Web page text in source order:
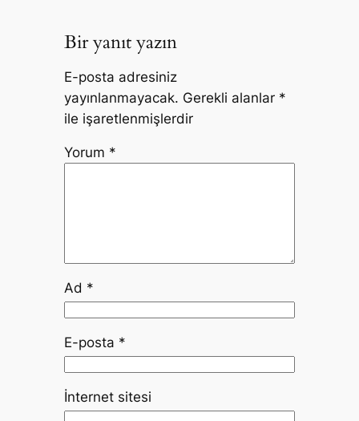
Bir yanıt yazın
E-posta adresiniz
yayınlanmayacak. Gerekli alanlar *
ile işaretlenmişlerdir
Yorum *
Ad *
E-posta *
İnternet sitesi